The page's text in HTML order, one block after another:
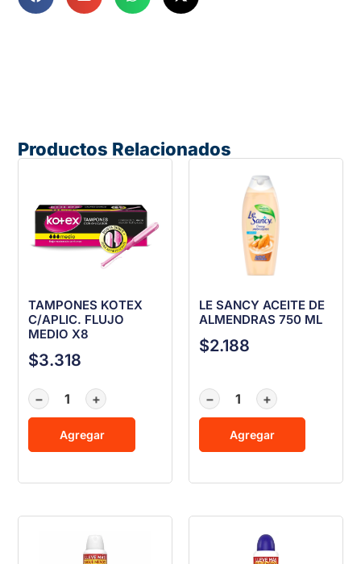
Productos Relacionados
TAMPONES KOTEX
C/APLIC. FLUJO
MEDIO X8
$3.318
− +
Agregar
LE SANCY ACEITE DE
ALMENDRAS 750 ML
$2.188
− +
Agregar